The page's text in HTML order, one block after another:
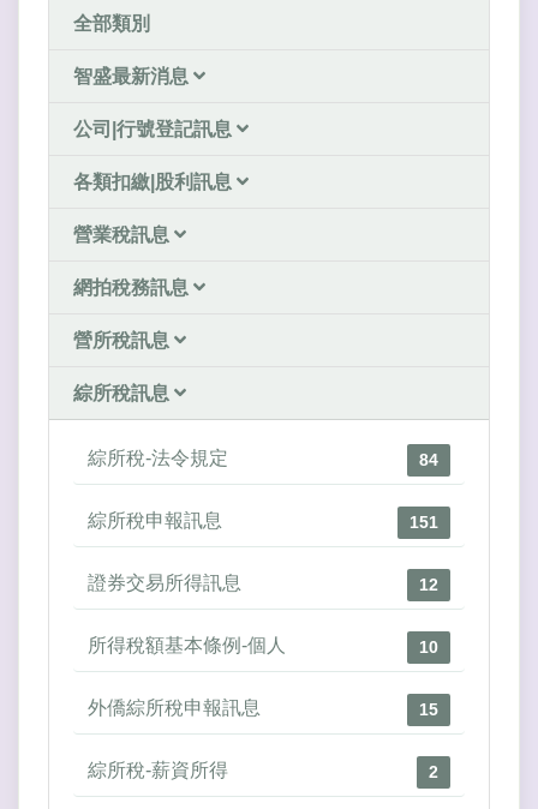
全部類別
智盛最新消息
公司|行號登記訊息
各類扣繳|股利訊息
營業稅訊息
網拍稅務訊息
營所稅訊息
綜所稅訊息
綜所稅-法令規定 84
綜所稅申報訊息 151
證券交易所得訊息 12
所得稅額基本條例-個人 10
外僑綜所稅申報訊息 15
綜所稅-薪資所得 2